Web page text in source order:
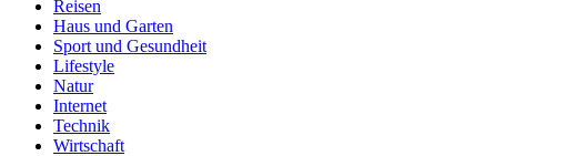
Reisen
Haus und Garten
Sport und Gesundheit
Lifestyle
Natur
Internet
Technik
Wirtschaft